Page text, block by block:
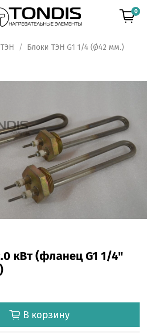
0
Блоки ТЭН G1 1/4 (Ø42 мм.)
кВт (фланец G1 1/4"
В корзину